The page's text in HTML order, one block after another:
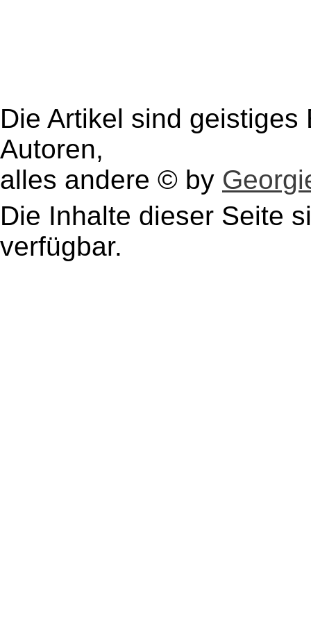
Die Artikel sind
Autoren,
alles andere © by
Die Inhalte dieser Seite
verfügbar.